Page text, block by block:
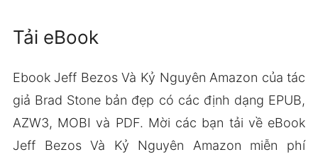
Tải eBook
Ebook Jeff Bezos Và Kỷ Nguyên Amazon của tác
giả Brad Stone bản đẹp có các định dạng EPUB,
AZW3, MOBI và PDF. Mời các bạn tải về eBook
Jeff Bezos Và Kỷ Nguyên Amazon miễn phí